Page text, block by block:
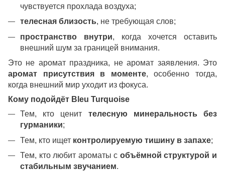
чувствуется прохлада воздуха;
телесная близость, не требующая слов;
пространство внутри, когда хочется оставить
внешний шум за границей внимания.
Это не аромат праздника, не аромат заявления. Это
аромат присутствия в моменте, особенно тогда,
когда внешний мир уходит из фокуса.
Кому подойдёт Bleu Turquoise
Тем, кто ценит телесную минеральность без
гурманики;
Тем, кто ищет контролируемую тишину в запахе;
Тем, кто любит ароматы с объёмной структурой и
стабильным звучанием.